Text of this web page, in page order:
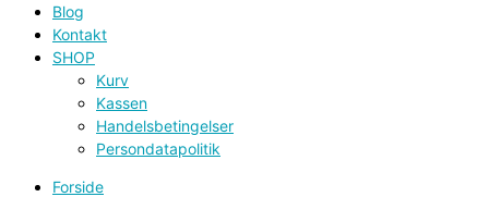
Blog
Kontakt
SHOP
Kurv
Kassen
Handelsbetingelser
Persondatapolitik
Forside